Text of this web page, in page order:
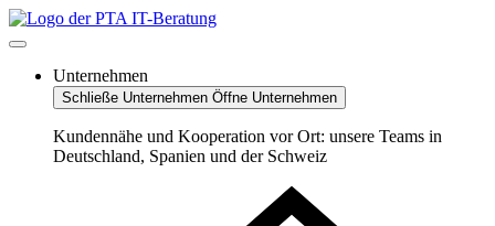
Zum
Inhalt
Unternehmen
Schließe Unternehmen Öffne Unternehmen
Kundennähe und Kooperation vor Ort: unsere Teams in
Deutschland, Spanien und der Schweiz